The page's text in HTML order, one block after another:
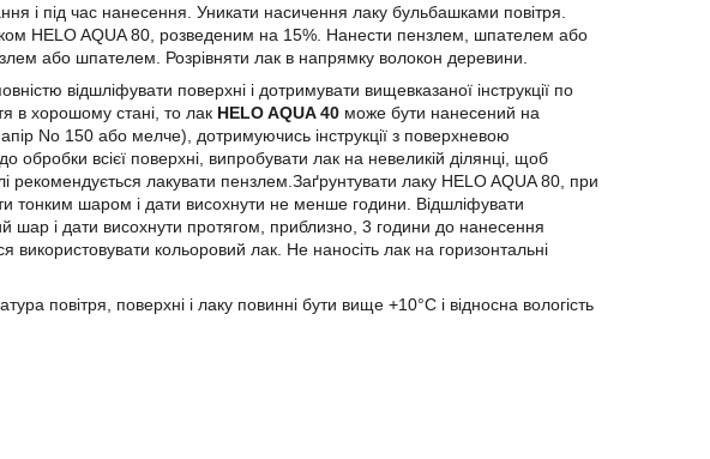
і під час нанесення. Уникати насичення лаку бульбашками повітря.
HELO AQUA 80, розведеним на 15%. Нанести пензлем, шпателем або
або шпателем. Розрівняти лак в напрямку волокон деревини.
відшліфувати поверхні і дотримувати вищевказаної інструкції по
в хорошому стані, то лак HELO AQUA 40 може бути нанесений на
No 150 або мелче), дотримуючись інструкції з поверхневою
обробки всієї поверхні, випробувати лак на невеликій ділянці, щоб
рекомендується лакувати пензлем.Заґрунтувати лаку HELO AQUA 80, при
тонким шаром і дати висохнути не менше години. Відшліфувати
шар і дати висохнути протягом, приблизно, 3 години до нанесення
використовувати кольоровий лак. Не наносіть лак на горизонтальні
повітря, поверхні і лаку повинні бути вище +10°С і відносна вологість